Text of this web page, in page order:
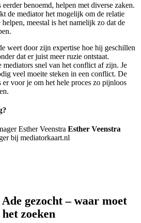
benoemd, helpen met diverse zaken.
de mediator het mogelijk om de relatie
meestal is het namelijk zo dat de
weet door zijn expertise hoe hij geschillen
dat er juist meer ruzie ontstaat.
mediators snel van het conflict af zijn. Je
veel moeite steken in een conflict. De
voor je om het hele proces zo pijnloos
Esther Veenstra
bij mediatorkaart.nl
gezocht – waar moet
zoeken